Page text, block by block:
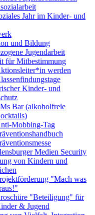
Jahr im Kinder- und
und Bildung
Jugendarbeit
für Mitbestimmung
werden
Kinder- und
Bar (alkoholfreie
Mobbing-Tag
Medien Security
von Kindern und
"Mach was
"Beteiligung" für
& Jugend